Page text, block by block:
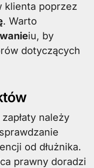
klienta poprzez
. Warto
iu, by
dotyczących
należy
od dłużnika.
prawny doradzi